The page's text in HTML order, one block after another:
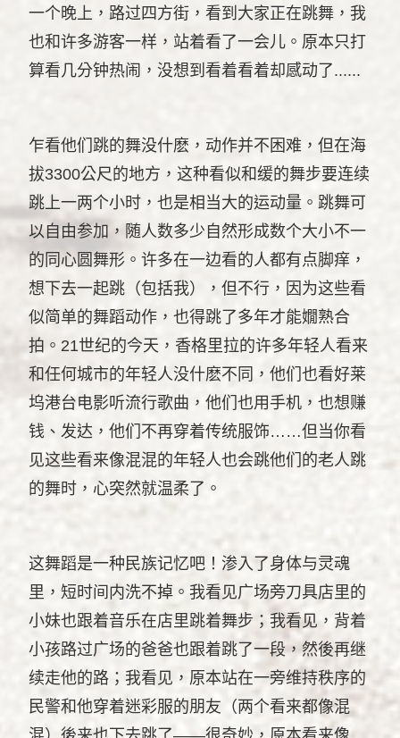
一个晚上，路过四方街，看到大家正在跳舞，我
也和许多游客一样，站着看了一会儿。原本只打
算看几分钟热闹，没想到看着看着却感动了......
乍看他们跳的舞没什麽，动作并不困难，但在海
拔3300公尺的地方，这种看似和缓的舞步要连续
跳上一两个小时，也是相当大的运动量。跳舞可
以自由参加，随人数多少自然形成数个大小不一
的同心圆舞形。许多在一边看的人都有点脚痒，
想下去一起跳（包括我），但不行，因为这些看
似简单的舞蹈动作，也得跳了多年才能嫺熟合
拍。21世纪的今天，香格里拉的许多年轻人看来
和任何城市的年轻人没什麽不同，他们也看好莱
坞港台电影听流行歌曲，他们也用手机，也想赚
钱、发达，他们不再穿着传统服饰……但当你看
见这些看来像混混的年轻人也会跳他们的老人跳
的舞时，心突然就温柔了。
这舞蹈是一种民族记忆吧！渗入了身体与灵魂
里，短时间内洗不掉。我看见广场旁刀具店里的
小妹也跟着音乐在店里跳着舞步；我看见，背着
小孩路过广场的爸爸也跟着跳了一段，然後再继
续走他的路；我看见，原本站在一旁维持秩序的
民警和他穿着迷彩服的朋友（两个看来都像混